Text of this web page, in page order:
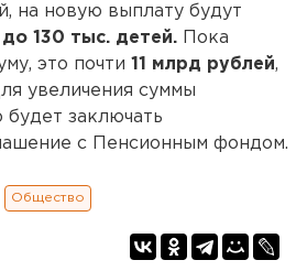
на новую выплату будут
до 130 тыс. детей. Пока
это почти 11 млрд рублей,
увеличения суммы
будет заключать
с Пенсионным фондом.
Общество